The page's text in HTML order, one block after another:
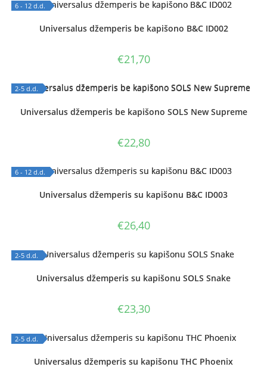
6 - 12 d.d.
Universalus džemperis be kapišono B&C ID002
€21,70
2-5 d.d.
Universalus džemperis be kapišono SOLS New Supreme
€22,80
6 - 12 d.d.
Universalus džemperis su kapišonu B&C ID003
€26,40
2-5 d.d.
Universalus džemperis su kapišonu SOLS Snake
€23,30
2-5 d.d.
Universalus džemperis su kapišonu THC Phoenix